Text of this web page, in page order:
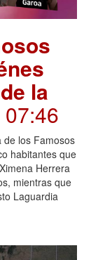
la
07:46
de los Famosos
habitantes que
Herrera
mientras que
Laguardia